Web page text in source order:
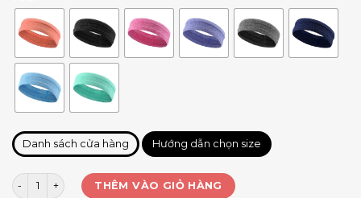
Danh sách cửa hàng Hướng dẫn chọn size
Băng đô aolikes silicone 2103 số lượng
THÊM VÀO GIỎ HÀNG